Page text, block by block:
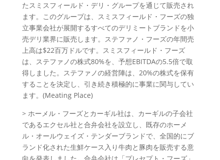
たスミスフィールド・デリ・グループを通じて販売され
ます。このグループは、スミスフィールド・フーズの独
立事業会社が展開するすべてのデリミートブランドを小
売デリ業界に販売します。ステファノ・フーズの年間売
上高は$22百万ドルです。スミスフィールド・フーズ
は、ステファノの株式80%を、予想EBITDAの5.5倍で取
得しました。ステファノの経営陣は、20%の株式を保有
することを決定し、引き続き積極的に事業に関与してい
ます。(Meating Place)
> ホーメル・フーズとカーギル社は、カーギルの子会社
であるエクセル社と合弁会社を設立し、既存のホーメ
ル・オールウェイズ・テンダーブランドで、全国的にブ
ランド化された生鮮ケース入り牛肉と豚肉を販売する意